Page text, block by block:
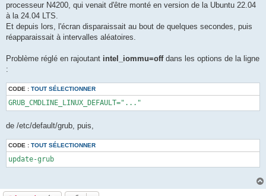
a
g
processeur N4200, qui venait d'être monté en version de la Ubuntu 22.04
à la 24.04 LTS.
Et depuis lors, l'écran disparaissait au bout de quelques secondes, puis
réapparaissait à intervalles aléatoires.
Problème réglé en rajoutant intel_iommu=offdans les options de la ligne
:
CODE : TOUT SÉLECTIONNER
GRUB_CMDLINE_LINUX_DEFAULT="..."
de /etc/default/grub, puis,
CODE : TOUT SÉLECTIONNER
update-grub